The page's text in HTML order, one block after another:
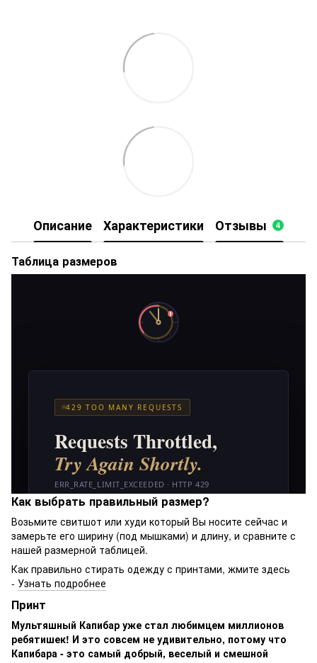
Описание Характеристики Отзывы 4
Таблица размеров
Как выбрать правильный размер?
Возьмите свитшот или худи который Вы носите сейчас и
замерьте его ширину (под мышками) и длину, и сравните с
нашей размерной таблицей.
Как правильно стирать одежду с принтами, жмите здесь
- Узнать подробнее
Принт
Мультяшный Капибар уже стал любимцем миллионов
ребятишек! И это совсем не удивительно, потому что
Капибара - это самый добрый, веселый и смешной